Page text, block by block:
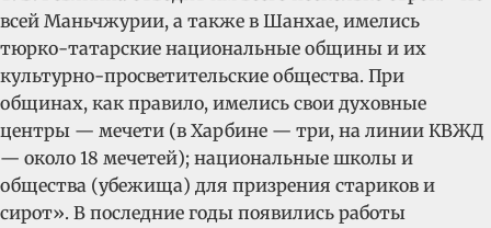
всей Маньчжурии, а также в Шанхае, имелись
тюрко-татарские национальные общины и их
культурно-просветительские общества. При
общинах, как правило, имелись свои духовные
центры — мечети (в Харбине — три, на линии КВЖД
— около 18 мечетей); национальные школы и
общества (убежища) для призрения стариков и
сирот». В последние годы появились работы